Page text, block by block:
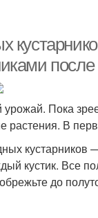
Пока
растения. В
кустик. Все
до